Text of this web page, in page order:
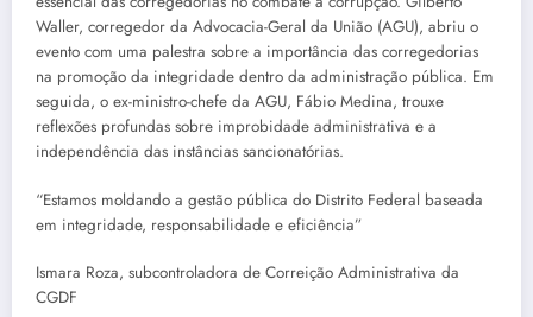
Waller, corregedor da Advocacia-Geral da União (AGU), abriu o
evento com uma palestra sobre a importância das corregedorias
na promoção da integridade dentro da administração pública. Em
seguida, o ex-ministro-chefe da AGU, Fábio Medina, trouxe
reflexões profundas sobre improbidade administrativa e a
independência das instâncias sancionatórias.
“Estamos moldando a gestão pública do Distrito Federal baseada
em integridade, responsabilidade e eficiência”
Ismara Roza, subcontroladora de Correição Administrativa da
CGDF